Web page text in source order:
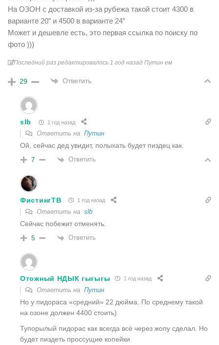
На ОЗОН с доставкой из-за рубежа такой стоит 4300 в
варианте 20″ и 4500 в варианте 24″
Может и дешевле есть, это первая ссылка по поиску по
фото )))
Последний раз редактировалось 1 год назад Путин ем
29 Ответить
slb 1 год назад
Ответить на Путин
Ой, сейчас дед увидит, полыхать будет пиздец как.
7 Ответить
ФистингТВ 1 год назад
Ответить на slb
Сейчас побежит отменять.
5 Ответить
Отожный НДЫК гыгыгы 1 год назад
Ответить на Путин
Но у пидораса «средний» 22 дюйма. По среднему такой
на озоне должен 4400 стоить)
Тупорылый пидорас как всегда всё через жопу сделал. Но
будет пиздеть проссущие копейки